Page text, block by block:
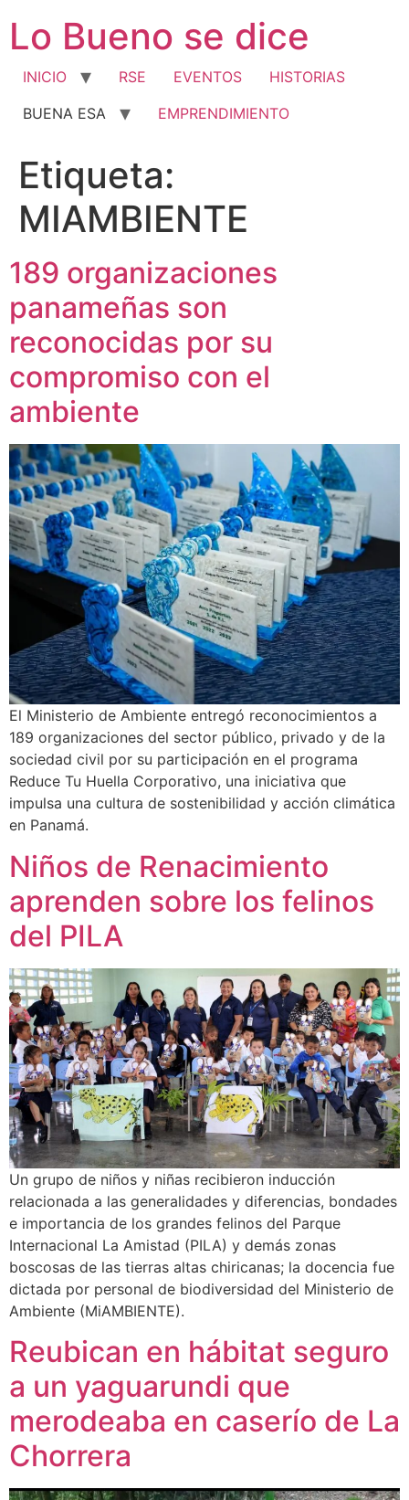
contenido
Lo Bueno se dice
INICIO RSE EVENTOS
HISTORIAS
BUENA ESA
EMPRENDIMIENTO
Etiqueta:
MIAMBIENTE
189 organizaciones
panameñas son
reconocidas por su
compromiso con el
ambiente
El Ministerio de Ambiente entregó reconocimientos a
189 organizaciones del sector público, privado y de la
sociedad civil por su participación en el programa
Reduce Tu Huella Corporativo, una iniciativa que
impulsa una cultura de sostenibilidad y acción climática
en Panamá.
Niños de Renacimiento
aprenden sobre los felinos
del PILA
Un grupo de niños y niñas recibieron inducción
relacionada a las generalidades y diferencias, bondades
e importancia de los grandes felinos del Parque
Internacional La Amistad (PILA) y demás zonas
boscosas de las tierras altas chiricanas; la docencia fue
dictada por personal de biodiversidad del Ministerio de
Ambiente (MiAMBIENTE).
Reubican en hábitat seguro
a un yaguarundi que
merodeaba en caserío de La
Chorrera